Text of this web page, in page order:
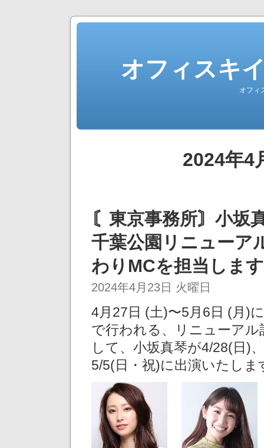
オフィスキ
オフィ
2024年4
〘東京事務所〙小坂
千葉公園リニューア
わりMCを担当しま
2024年4月23日 火曜日
4⽉27⽇ (土)〜5⽉6⽇ (月)
で行われる、リニューア
して、小坂真琴が4/28(日)
5/5(日・祝)に出演いたしま